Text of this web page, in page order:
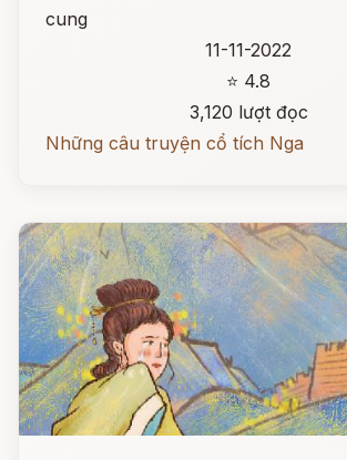
cung
11-11-2022
⭐ 4.8
3,120 lượt đọc
Những câu truyện cổ tích Nga